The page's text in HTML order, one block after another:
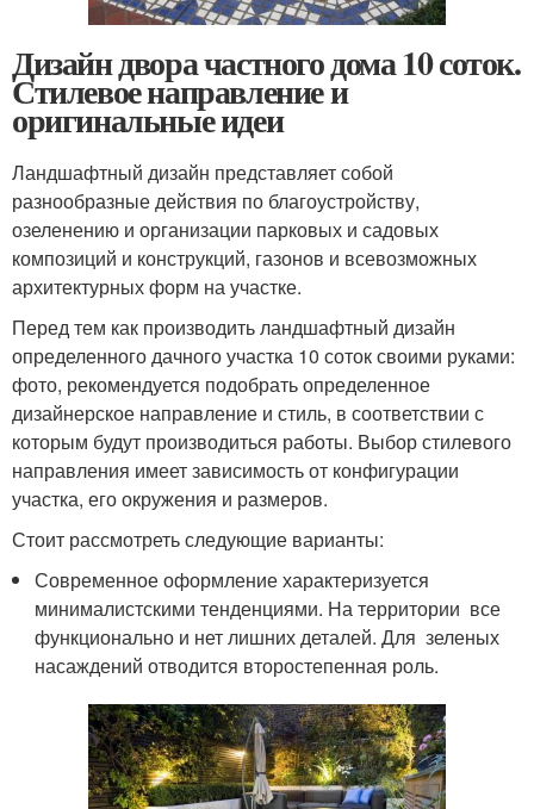
Дизайн двора частного дома 10 соток.
Стилевое направление и
оригинальные идеи
Ландшафтный дизайн представляет собой
разнообразные действия по благоустройству,
озеленению и организации парковых и садовых
композиций и конструкций, газонов и всевозможных
архитектурных форм на участке.
Перед тем как производить ландшафтный дизайн
определенного дачного участка 10 соток своими руками:
фото, рекомендуется подобрать определенное
дизайнерское направление и стиль, в соответствии с
которым будут производиться работы. Выбор стилевого
направления имеет зависимость от конфигурации
участка, его окружения и размеров.
Стоит рассмотреть следующие варианты:
Современное оформление характеризуется
минималистскими тенденциями. На территории все
функционально и нет лишних деталей. Для зеленых
насаждений отводится второстепенная роль.